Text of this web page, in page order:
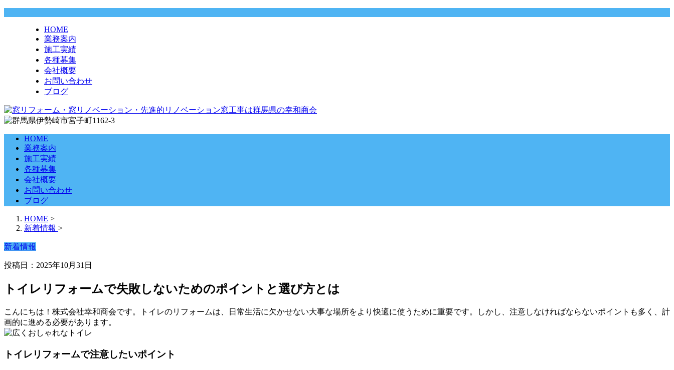
HOME
業務案内
施工実績
各種募集
会社概要
お問い合わせ
ブログ
HOME
業務案内
施工実績
各種募集
会社概要
お問い合わせ
ブログ
HOME >
新着情報 >
新着情報
投稿日：2025年10月31日
トイレリフォームで失敗しないためのポイントと選び方とは
こんにちは！株式会社幸和商会です。トイレのリフォームは、日常生活に欠かせない大事な場所をより快適に使うために重要です。しかし、注意しなければならないポイントも多く、計
画的に進める必要があります。
トイレリフォームで注意したいポイント